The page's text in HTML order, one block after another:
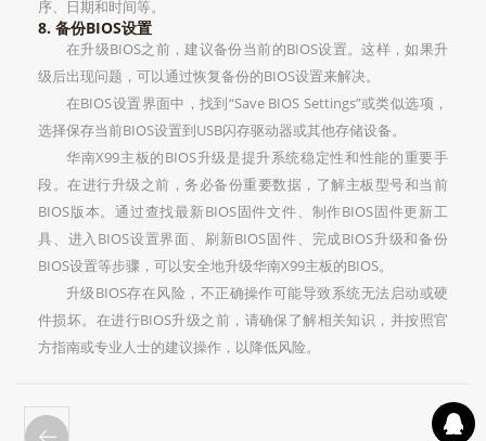
序、日期和时间等。
8. 备份BIOS设置
在升级BIOS之前，建议备份当前的BIOS设置。这样，如果升
级后出现问题，可以通过恢复备份的BIOS设置来解决。
在BIOS设置界面中，找到“Save BIOS Settings”或类似选项，
选择保存当前BIOS设置到USB闪存驱动器或其他存储设备。
华南X99主板的BIOS升级是提升系统稳定性和性能的重要手
段。在进行升级之前，务必备份重要数据，了解主板型号和当前
BIOS版本。通过查找最新BIOS固件文件、制作BIOS固件更新工
具、进入BIOS设置界面、刷新BIOS固件、完成BIOS升级和备份
BIOS设置等步骤，可以安全地升级华南X99主板的BIOS。
升级BIOS存在风险，不正确操作可能导致系统无法启动或硬
件损坏。在进行BIOS升级之前，请确保了解相关知识，并按照官
方指南或专业人士的建议操作，以降低风险。